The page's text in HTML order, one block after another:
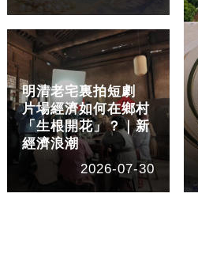
明清老宅裏拍短劇
片場經濟如何在鄉村
「生根開花」？｜新
經濟浪潮
2026-07-30